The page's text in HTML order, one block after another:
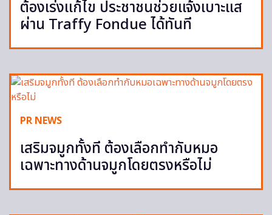
ต้องเร่งแก้ไข ประชาชนช่วยแจ้งเบาะแส
ผ่าน Traffy Fondue ได้ทันที
PR NEWS
เสริมจมูกทั้งที ต้องเลือกทำกับหมอ
เฉพาะทางด้านจมูกโดยตรงหรือไม่